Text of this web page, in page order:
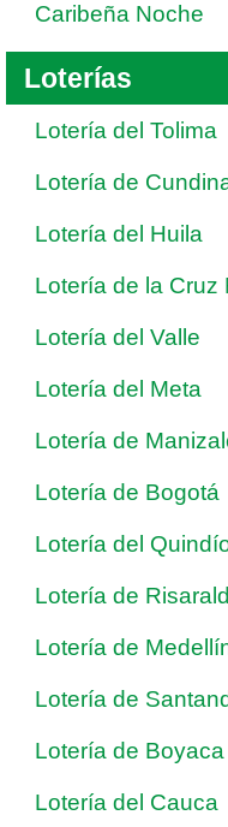
Caribeña Noche
Loterías
Lotería del Tolima
Lotería de
Lotería del Huila
Lotería de la Cruz
Lotería del Valle
Lotería del Meta
Lotería de
Lotería de Bogotá
Lotería del
Lotería de
Lotería de
Lotería de
Lotería de Boyaca
Lotería del Cauca